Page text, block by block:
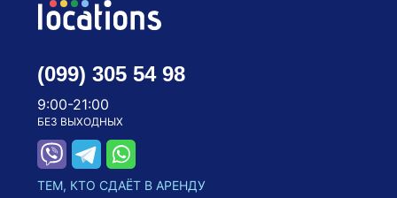
(099) 305 54 98
9:00-21:00
БЕЗ ВЫХОДНЫХ
ТЕМ, КТО СДАЁТ В АРЕНДУ